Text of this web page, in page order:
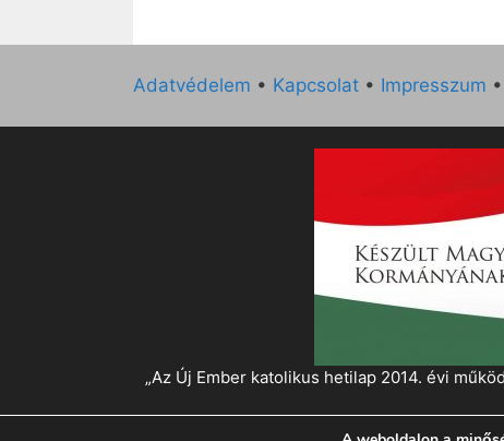
Adatvédelem • Kapcsolat • Impresszum •
„Az Új Ember katolikus hetilap 2014. évi